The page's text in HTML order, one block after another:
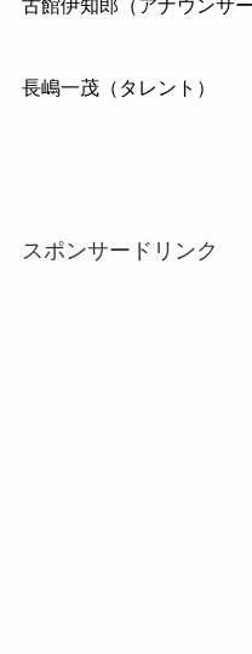
古館伊知郎（アナウンサー
長嶋一茂（タレント）
スポンサードリンク